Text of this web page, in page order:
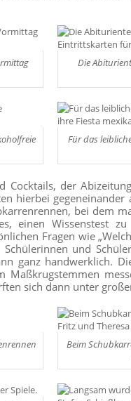
Die
Für das
Cocktails, der
hierbei
bei dem
einen Wissenstest
Fragen wie
und
ganz handwerklich.
sich dann unter
Beim